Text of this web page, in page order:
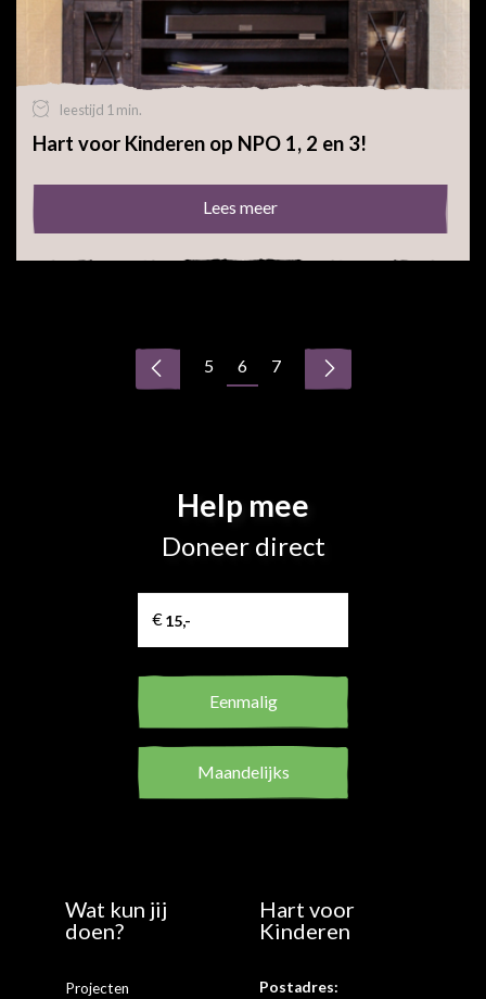
Hart voor Kinderen op NPO 1, 2 en 3!
leestijd 1 min.
Lees meer
5 6 7
Help mee
Doneer direct
Eenmalig
Maandelijks
Wat kun jij
doen?
Projecten
Hart voor
Kinderen
Postadres: